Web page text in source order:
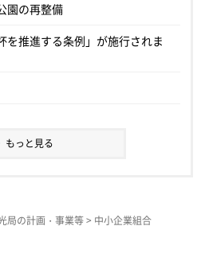
園の再整備
を推進する条例」が施行されま
もっと見る
局の計画・事業等> 中小企業組合